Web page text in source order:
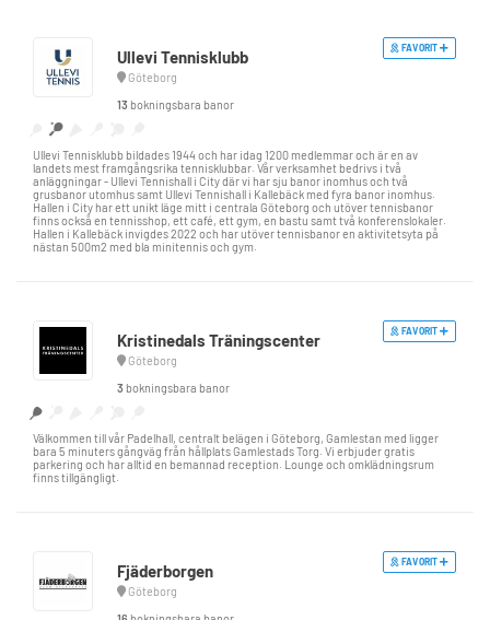
Ullevi Tennisklubb
Göteborg
13 bokningsbara banor
FAVORIT
Ullevi Tennisklubb bildades 1944 och har idag 1200 medlemmar och är en av
landets mest framgångsrika tennisklubbar. Vår verksamhet bedrivs i två
anläggningar - Ullevi Tennishall i City där vi har sju banor inomhus och två
grusbanor utomhus samt Ullevi Tennishall i Kallebäck med fyra banor inomhus.
Hallen i City har ett unikt läge mitt i centrala Göteborg och utöver tennisbanor
finns också en tennisshop, ett café, ett gym, en bastu samt två konferenslokaler.
Hallen i Kallebäck invigdes 2022 och har utöver tennisbanor en aktivitetsyta på
nästan 500m2 med bla minitennis och gym.
Kristinedals Träningscenter
Göteborg
3 bokningsbara banor
FAVORIT
Välkommen till vår Padelhall, centralt belägen i Göteborg, Gamlestan med ligger
bara 5 minuters gångväg från hållplats Gamlestads Torg. Vi erbjuder gratis
parkering och har alltid en bemannad reception. Lounge och omklädningsrum
finns tillgängligt.
Fjäderborgen
Göteborg
FAVORIT